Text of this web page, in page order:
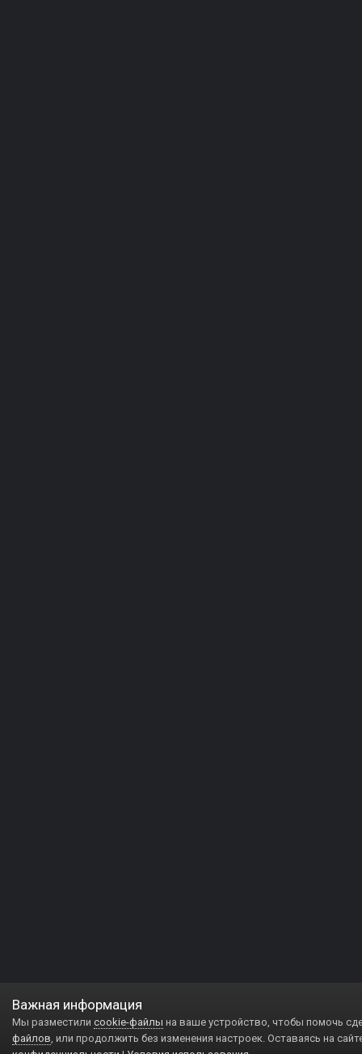
Важная информация
Мы разместили cookie-файлы на ваше устройство, чтобы помочь
файлов, или продолжить без изменения настроек. Оставаясь на